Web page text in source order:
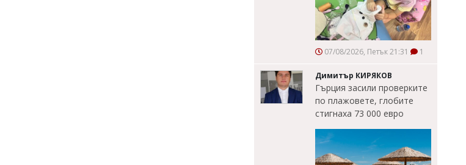
07/08/2026, Петък 21:31 1
Димитър КИРЯКОВ
Гърция засили проверките
по плажовете, глобите
стигнаха 73 000 евро